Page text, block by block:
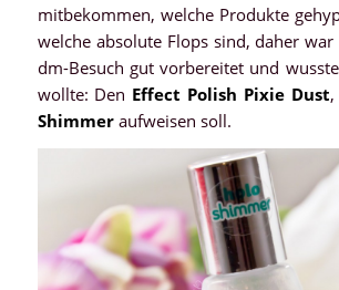
mitbekommen, welche Produkte
welche absolute Flops sind, daher
dm-Besuch gut vorbereitet und
wollte: Den Effect Polish Pixie Dust
Shimmeraufweisen soll.